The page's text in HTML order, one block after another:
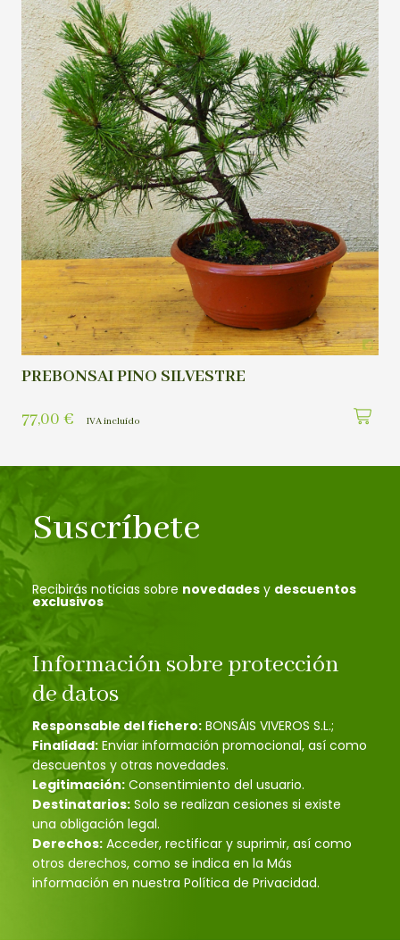
PREBONSAI PINO SILVESTRE
77,00 € IVA incluído
Suscríbete
Recibirás noticias sobre novedades y descuentos
exclusivos
Información sobre protección
de datos
Responsable del fichero: BONSÁIS VIVEROS S.L.;
Finalidad: Enviar información promocional, así como
descuentos y otras novedades.
Legitimación: Consentimiento del usuario.
Destinatarios: Solo se realizan cesiones si existe
una obligación legal.
Derechos: Acceder, rectificar y suprimir, así como
otros derechos, como se indica en la Más
información en nuestra Política de Privacidad.